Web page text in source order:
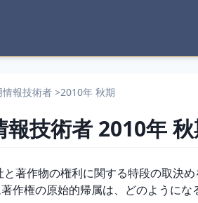
情報技術者 >2010年 秋期
報技術者 2010年
と著作物の権利に関する特段の取決
作権の原始的帰属は、どのようにな